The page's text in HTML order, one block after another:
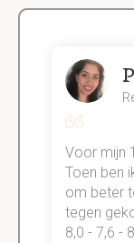
Voor mijn
Toen ben
om beter
tegen
8,0 - 7,6 -